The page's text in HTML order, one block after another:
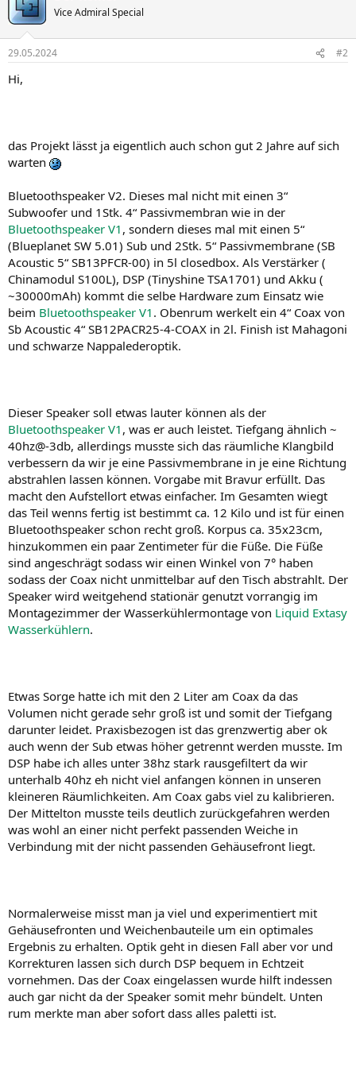
t
i
e
:
Vice Admiral Special
29.05.2024 #2
Hi,
das Projekt lässt ja eigentlich auch schon gut 2 Jahre auf sich
warten
Bluetoothspeaker V2. Dieses mal nicht mit einen 3“
Subwoofer und 1Stk. 4“ Passivmembran wie in der
Bluetoothspeaker V1 , sondern dieses mal mit einen 5“
(Blueplanet SW 5.01) Sub und 2Stk. 5“ Passivmembrane (SB
Acoustic 5“ SB13PFCR-00) in 5l closedbox. Als Verstärker (
Chinamodul S100L), DSP (Tinyshine TSA1701) und Akku (
~30000mAh) kommt die selbe Hardware zum Einsatz wie
beim Bluetoothspeaker V1 . Obenrum werkelt ein 4“ Coax von
Sb Acoustic 4“ SB12PACR25-4-COAX in 2l. Finish ist Mahagoni
und schwarze Nappalederoptik.
Dieser Speaker soll etwas lauter können als der
Bluetoothspeaker V1 , was er auch leistet. Tiefgang ähnlich ~
40hz@-3db, allerdings musste sich das räumliche Klangbild
verbessern da wir je eine Passivmembrane in je eine Richtung
abstrahlen lassen können. Vorgabe mit Bravur erfüllt. Das
macht den Aufstellort etwas einfacher. Im Gesamten wiegt
das Teil wenns fertig ist bestimmt ca. 12 Kilo und ist für einen
Bluetoothspeaker schon recht groß. Korpus ca. 35x23cm,
hinzukommen ein paar Zentimeter für die Füße. Die Füße
sind angeschrägt sodass wir einen Winkel von 7° haben
sodass der Coax nicht unmittelbar auf den Tisch abstrahlt. Der
Speaker wird weitgehend stationär genutzt vorrangig im
Montagezimmer der Wasserkühlermontage von Liquid Extasy
Wasserkühlern.
Etwas Sorge hatte ich mit den 2 Liter am Coax da das
Volumen nicht gerade sehr groß ist und somit der Tiefgang
darunter leidet. Praxisbezogen ist das grenzwertig aber ok
auch wenn der Sub etwas höher getrennt werden musste. Im
DSP habe ich alles unter 38hz stark rausgefiltert da wir
unterhalb 40hz eh nicht viel anfangen können in unseren
kleineren Räumlichkeiten. Am Coax gabs viel zu kalibrieren.
Der Mittelton musste teils deutlich zurückgefahren werden
was wohl an einer nicht perfekt passenden Weiche in
Verbindung mit der nicht passenden Gehäusefront liegt.
Normalerweise misst man ja viel und experimentiert mit
Gehäusefronten und Weichenbauteile um ein optimales
Ergebnis zu erhalten. Optik geht in diesen Fall aber vor und
Korrekturen lassen sich durch DSP bequem in Echtzeit
vornehmen. Das der Coax eingelassen wurde hilft indessen
auch gar nicht da der Speaker somit mehr bündelt. Unten
rum merkte man aber sofort dass alles paletti ist.